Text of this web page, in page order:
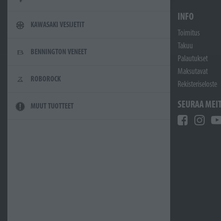
KAWASAKI VESIJETIT
BENNINGTON VENEET
ROBOROCK
MUUT TUOTTEET
INFO
Toimitus
Takuu
Palautukset
Maksutavat
Rekisteriseloste
SEURAA